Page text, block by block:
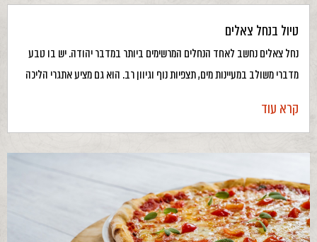
טיול בנחל צאלים
נחל צאלים נחשב לאחד הנחלים המרשימים ביותר במדבר יהודה. יש בו טבע
מדברי משולב במעיינות מים, תצפיות נוף וגיוון רב. הוא גם מציע אתגרי הליכה
קרא עוד